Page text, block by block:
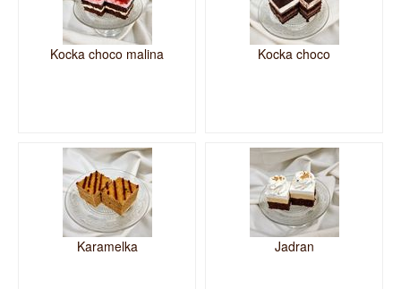
Kocka choco malina Kocka choco
Karamelka Jadran